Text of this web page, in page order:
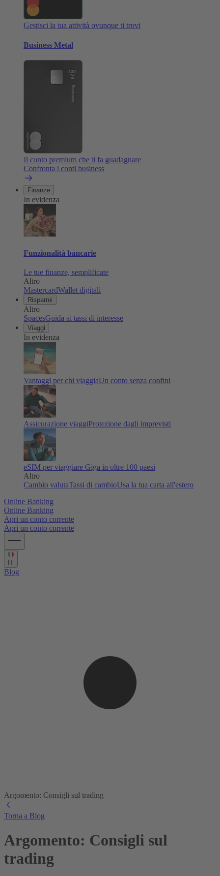
Gestisci la tua attività ovunque ti trovi
Business Metal
Il conto premium che ti fa guadagnare
Confronta i conti business
Finanze
In evidenza
Funzionalità bancarie
Le tue finanze, semplificate
Altro
MastercardWallet digitali
Risparmi
Altro
SpacesGuida ai tassi di interesse
Viaggi
In evidenza
Vantaggi per chi viaggiaUn conto senza confini
Assicurazione viaggiProtezione dagli imprevisti
eSIM per viaggiare Giga in oltre 100 paesi
Altro
Cambio valutaTassi di cambioUsa la tua carta all'estero
Online Banking
Online Banking
Apri un conto corrente
Apri un conto corrente
IT
Blog
Argomento: Consigli sul trading
Torna a Blog
Argomento: Consigli sul
trading